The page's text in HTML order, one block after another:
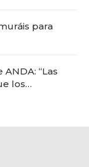
para
“Las
los